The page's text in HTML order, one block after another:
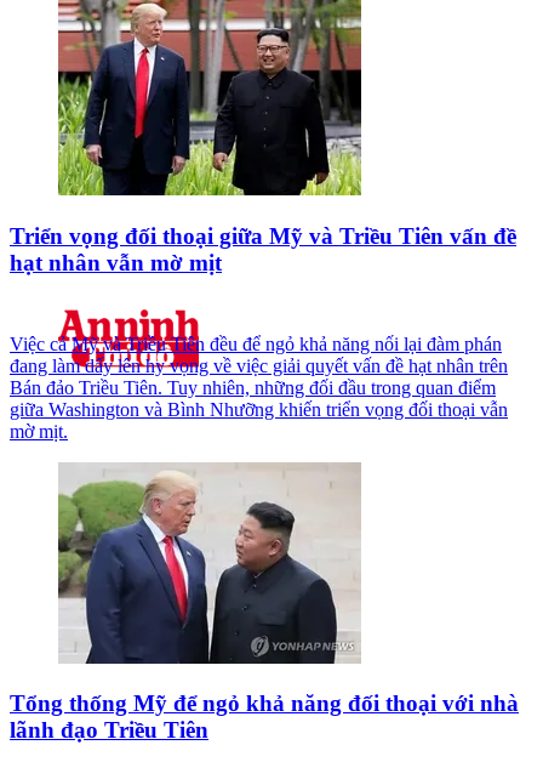
Triển vọng đối thoại giữa Mỹ và Triều Tiên vấn đề
hạt nhân vẫn mờ mịt
Việc cả Mỹ và Triều Tiên đều để ngỏ khả năng nối lại đàm phán
đang làm dấy lên hy vọng về việc giải quyết vấn đề hạt nhân trên
Bán đảo Triều Tiên. Tuy nhiên, những đối đầu trong quan điểm
giữa Washington và Bình Nhưỡng khiến triển vọng đối thoại vẫn
mờ mịt.
Tổng thống Mỹ để ngỏ khả năng đối thoại với nhà
lãnh đạo Triều Tiên